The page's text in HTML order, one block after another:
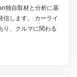
独自取材と分析に基
信します。 カーライ
り、クルマに関わる